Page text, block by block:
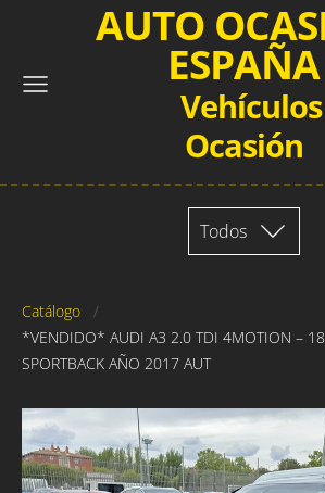
AUTO
ESPAÑA
Ocasión
Todos
Catálogo
*VENDIDO* AUDI A3 2.0 TDI 4MOTION –
SPORTBACK AÑO 2017 AUT